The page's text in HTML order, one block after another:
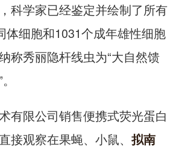
科学家已经鉴定并绘制了所有
体细胞和1031个成年雄性细胞
称秀丽隐杆线虫为“大自然馈
有限公司销售便携式荧光蛋白
接观察在果蝇、小鼠、 拟南